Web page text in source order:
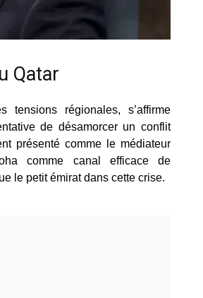
Qatar
tensions régionales, s’affirme
de désamorcer un conflit
présenté comme le médiateur
comme canal efficace de
le petit émirat dans cette crise.